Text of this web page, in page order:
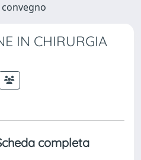
IN CHIRURGIA
completa